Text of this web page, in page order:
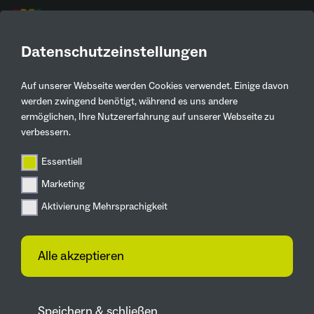
Datenschutzeinstellungen
Auf unserer Webseite werden Cookies verwendet. Einige davon
werden zwingend benötigt, während es uns andere
ermöglichen, Ihre Nutzererfahrung auf unserer Webseite zu
verbessern.
Essentiell
Marketing
Aktivierung Mehrsprachigkeit
Alle akzeptieren
Aktuelles
Zurück
IGA 2027
Treffen der IGA-Gremien auf Zollverein
Duin führt IGA 2027-
05.07.2024
Wichtiger Tag für die IGA 2027 auf